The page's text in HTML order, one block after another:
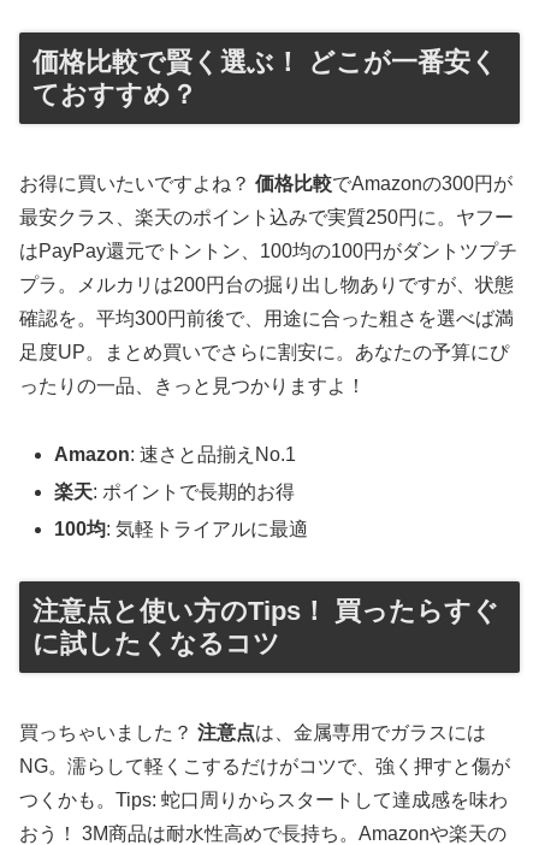
価格比較で賢く選ぶ！ どこが一番安く
ておすすめ？
お得に買いたいですよね？ 価格比較でAmazonの300円が
最安クラス、楽天のポイント込みで実質250円に。ヤフー
はPayPay還元でトントン、100均の100円がダントツプチ
プラ。メルカリは200円台の掘り出し物ありですが、状態
確認を。平均300円前後で、用途に合った粗さを選べば満
足度UP。まとめ買いでさらに割安に。あなたの予算にぴ
ったりの一品、きっと見つかりますよ！
Amazon: 速さと品揃えNo.1
楽天: ポイントで長期的お得
100均: 気軽トライアルに最適
注意点と使い方のTips！ 買ったらすぐ
に試したくなるコツ
買っちゃいました？ 注意点は、金属専用でガラスには
NG。濡らして軽くこするだけがコツで、強く押すと傷が
つくかも。Tips: 蛇口周りからスタートして達成感を味わ
おう！ 3M商品は耐水性高めで長持ち。Amazonや楽天の